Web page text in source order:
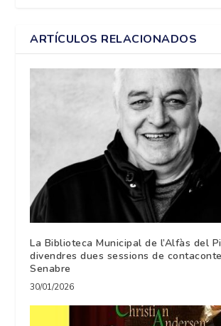
ARTÍCULOS RELACIONADOS
La Biblioteca Municipal de l’Alfàs del
divendres dues sessions de
Senabre
30/01/2026